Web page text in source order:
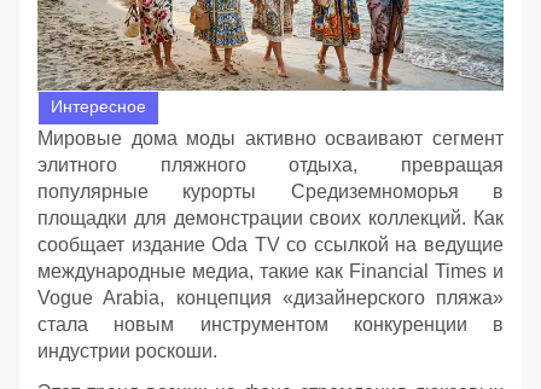
Интересное
Мировые дома моды активно осваивают сегмент
элитного пляжного отдыха, превращая
популярные курорты Средиземноморья в
площадки для демонстрации своих коллекций. Как
сообщает издание Oda TV со ссылкой на ведущие
международные медиа, такие как Financial Times и
Vogue Arabia, концепция «дизайнерского пляжа»
стала новым инструментом конкуренции в
индустрии роскоши.